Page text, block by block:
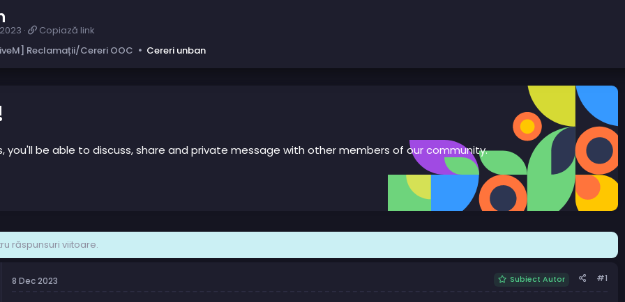
C
p
k
Copiază link
Reclamații/Cereri OOC Cereri unban
you'll be able to discuss, share and private message with other members of our community.
răspunsuri viitoare.
8 Dec 2023 Subiect Autor #1